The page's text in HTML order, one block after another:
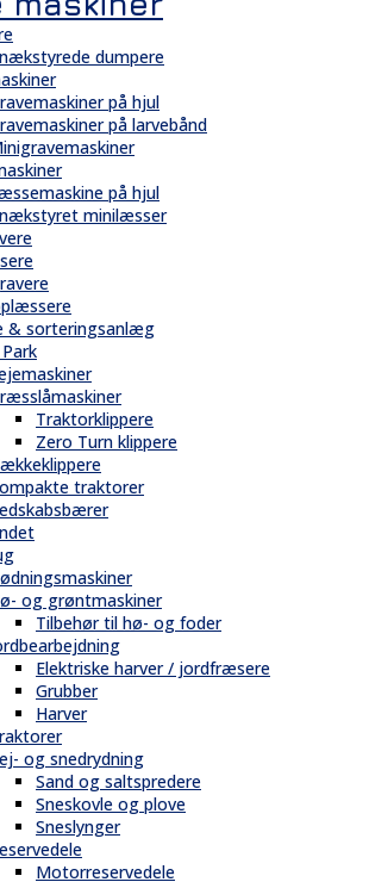
dumpere
på hjul
på larvebånd
på hjul
minilæsser
& sorteringsanlæg
Traktorklippere
Zero Turn klippere
traktorer
og grøntmaskiner
Tilbehør til hø- og foder
Elektriske harver / jordfræsere
Grubber
Harver
og snedrydning
Sand og saltspredere
Sneskovle og plove
Sneslynger
Motorreservedele